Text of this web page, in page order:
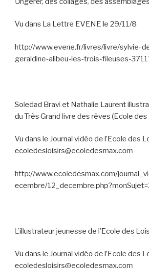
Vu dans La Lettre EVENE le 29/11/8
http://www.evene.fr/livres/livre/sylvie-
geraldine-alibeu-les-trois-fileuses-
Soledad Bravi et Nathalie Laurent
du Très Grand livre des rêves (Ecole des
Vu dans le Journal vidéo de l’Ecole des
ecoledesloisirs@ecoledesmax.com
http://www.ecoledesmax.com/
ecembre/
L’illustrateur jeunesse de l’Ecole des
Vu dans le Journal vidéo de l’Ecole des
ecoledesloisirs@ecoledesmax.com